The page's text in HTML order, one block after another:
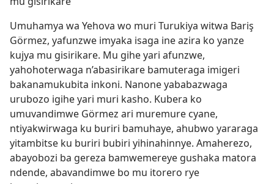
Umuhamya wa Yehova wo muri Turukiya witwa Bariş
Görmez, yafunzwe imyaka isaga ine azira ko yanze
kujya mu gisirikare. Mu gihe yari afunzwe,
yahohoterwaga n’abasirikare bamuteraga imigeri
bakanamukubita inkoni. Nanone yababazwaga
urubozo igihe yari muri kasho. Kubera ko
umuvandimwe Görmez ari muremure cyane,
ntiyakwirwaga ku buriri bamuhaye, ahubwo yararaga
yitambitse ku buriri bubiri yihinahinnye. Amaherezo,
abayobozi ba gereza bamwemereye gushaka matora
ndende, abavandimwe bo mu itorero rye